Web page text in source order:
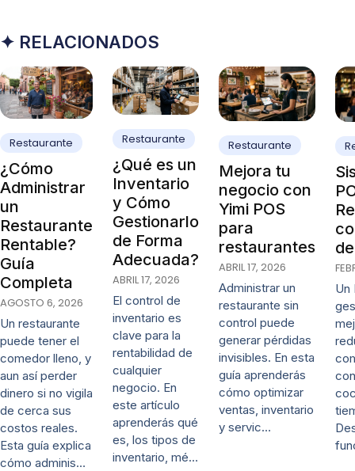
✦ RELACIONADOS
Restaurante
¿Cómo
Administrar
un
Restaurante
Rentable?
Guía
Completa
AGOSTO 6, 2026
Un restaurante
puede tener el
comedor lleno, y
aun así perder
dinero si no vigila
de cerca sus
costos reales.
Esta guía explica
cómo adminis…
Restaurante
¿Qué es un
Inventario
y Cómo
Gestionarlo
de Forma
Adecuada?
ABRIL 17, 2026
El control de
inventario es
clave para la
rentabilidad de
cualquier
negocio. En
este artículo
aprenderás qué
es, los tipos de
inventario, mé…
Restaurante
Mejora tu
negocio con
Yimi POS
para
restaurantes
ABRIL 17, 2026
Administrar un
restaurante sin
control puede
generar pérdidas
invisibles. En esta
guía aprenderás
cómo optimizar
ventas, inventario
y servic…
Un